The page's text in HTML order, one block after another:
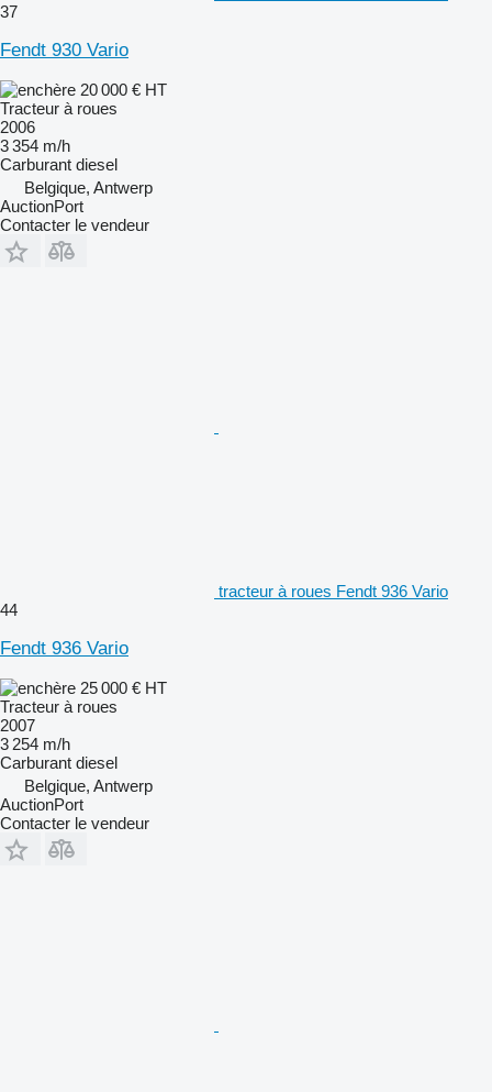
37
Fendt 930 Vario
20 000 € HT
Tracteur à roues
2006
3 354 m/h
Carburant diesel
Belgique, Antwerp
AuctionPort
Contacter le vendeur
tracteur à roues Fendt 936 Vario
44
Fendt 936 Vario
25 000 € HT
Tracteur à roues
2007
3 254 m/h
Carburant diesel
Belgique, Antwerp
AuctionPort
Contacter le vendeur